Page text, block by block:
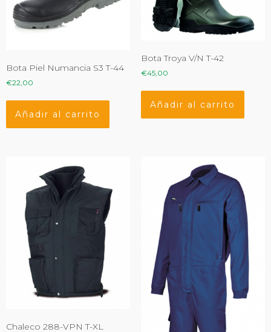
Bota Piel Numancia S3 T-44
€22,00
Añadir al carrito
Bota Troya V/N T-42
€45,00
Añadir al carrito
Chaleco 288-VPN T-XL